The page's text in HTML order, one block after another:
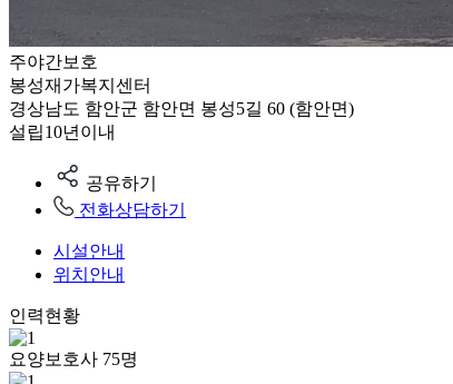
주야간보호
봉성재가복지센터
경상남도 함안군 함안면 봉성5길 60 (함안면)
설립10년이내
공유하기
전화상담하기
시설안내
위치안내
인력현황
요양보호사 75명